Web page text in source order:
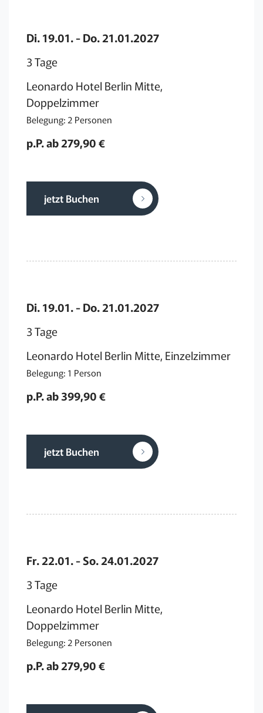
Di. 19.01. - Do. 21.01.2027
3 Tage
Leonardo Hotel Berlin Mitte,
Doppelzimmer
Belegung: 2 Personen
p.P. ab 279,90 €
jetzt Buchen
Di. 19.01. - Do. 21.01.2027
3 Tage
Leonardo Hotel Berlin Mitte, Einzelzimmer
Belegung: 1 Person
p.P. ab 399,90 €
jetzt Buchen
Fr. 22.01. - So. 24.01.2027
3 Tage
Leonardo Hotel Berlin Mitte,
Doppelzimmer
Belegung: 2 Personen
p.P. ab 279,90 €